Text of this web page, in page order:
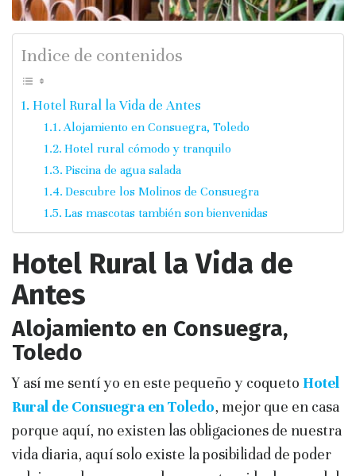
Indice de contenidos
Hotel Rural la Vida de Antes
Alojamiento en Consuegra, Toledo
Hotel rural cómodo y tranquilo
Piscina de agua salada
Descubre los Molinos de Consuegra
Las mascotas también son bienvenidas
Hotel Rural la Vida de
Antes
Alojamiento en Consuegra,
Toledo
Y así me sentí yo en este pequeño y coqueto Hotel
Rural de Consuegra en Toledo, mejor que en casa
porque aquí, no existen las obligaciones de nuestra
vida diaria, aquí solo existe la posibilidad de poder